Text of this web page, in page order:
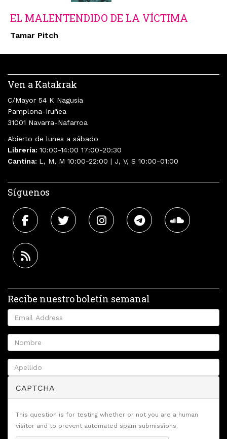
EL MALENTENDIDO DE LA VÍCTIMA
Tamar Pitch
Ven a Katakrak
C/Mayor 54 K Nagusia
Pamplona-Iruñea
31001 Navarra-Nafarroa
Abierto de lunes a sábado
Librería: 10:00-14:00 17:00-20:30
Cantina: L, M, M 10:00-22:00 | J, V, S 10:00-01:00
Síguenos
Recibe nuestro boletín semanal
CAPTCHA
This question is for testing whether or not you are a human
visitor and to prevent automated spam submissions.